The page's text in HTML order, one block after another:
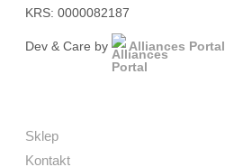
KRS: 0000082187
Dev & Care by Alliances Portal
Sklep
Kontakt